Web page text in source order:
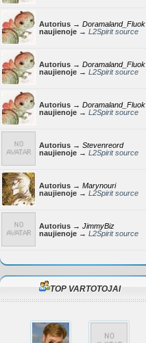
Autorius → Doramaland_Fluok
naujienoje → L2Spirit source
Autorius → Doramaland_Fluok
naujienoje → L2Spirit source
Autorius → Doramaland_Fluok
naujienoje → L2Spirit source
Autorius → Stevenreord
naujienoje → L2Spirit source
Autorius → Marynouri
naujienoje → L2Spirit source
Autorius → JimmyBiz
naujienoje → L2Spirit source
TOP VARTOTOJAI